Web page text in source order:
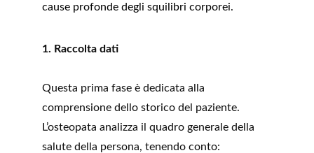
cause profonde degli squilibri corporei.
1. Raccolta dati
Questa prima fase è dedicata alla
comprensione dello storico del paziente.
L’osteopata analizza il quadro generale della
salute della persona, tenendo conto: